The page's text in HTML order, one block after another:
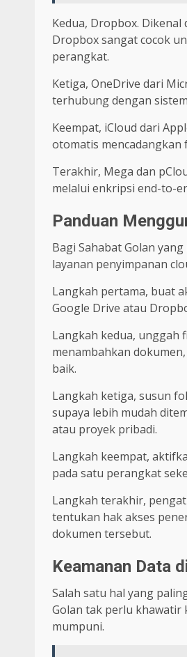
Kedua, Dropbox.
Dropbox sangat cocok
perangkat.
Ketiga, OneDrive dari
terhubung dengan
Keempat, iCloud dari
otomatis mencadangkan
Terakhir, Mega dan
melalui enkripsi end-to-
Panduan
Bagi Sahabat Golan
layanan penyimpanan
Langkah pertama, buat
Google Drive atau
Langkah kedua, unggah
menambahkan
baik.
Langkah ketiga, susun
supaya lebih mudah
atau proyek pribadi.
Langkah keempat,
pada satu perangkat
Langkah terakhir,
tentukan hak akses
dokumen tersebut.
Keamanan Data
Salah satu hal yang
Golan tak perlu khawatir
mumpuni.